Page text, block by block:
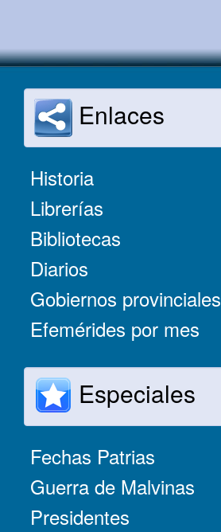
Enlaces
Historia
Librerías
Bibliotecas
Diarios
Gobiernos provinciales
Efemérides por mes
Especiales
Fechas Patrias
Guerra de Malvinas
Presidentes